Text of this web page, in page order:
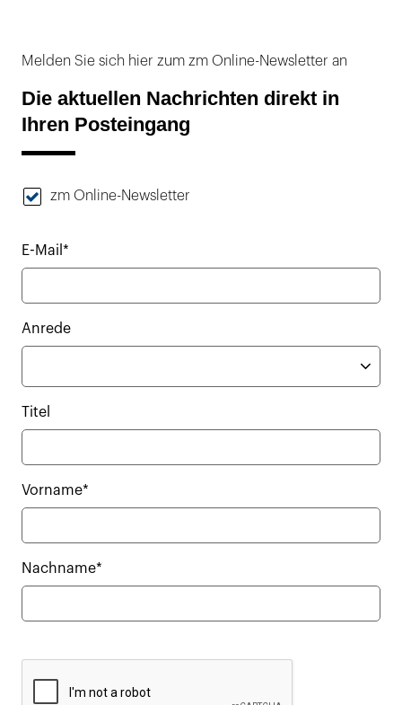
Melden Sie sich hier zum zm Online-Newsletter an
Die aktuellen Nachrichten direkt in
Ihren Posteingang
zm Online-Newsletter
E-Mail*
Anrede
Titel
Vorname*
Nachname*